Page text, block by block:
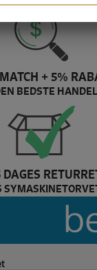
+ 5%
BEDSTE HANDEL